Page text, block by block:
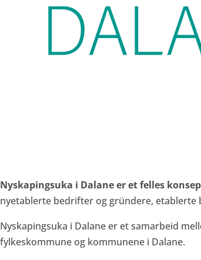
Nyskapingsuka i Dalane er et felles
nyetablerte bedrifter og gründere, etablerte
Nyskapingsuka i Dalane er et samarbeid
fylkeskommune og kommunene i Dalane.